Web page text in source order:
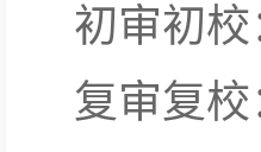
初审初
复审复